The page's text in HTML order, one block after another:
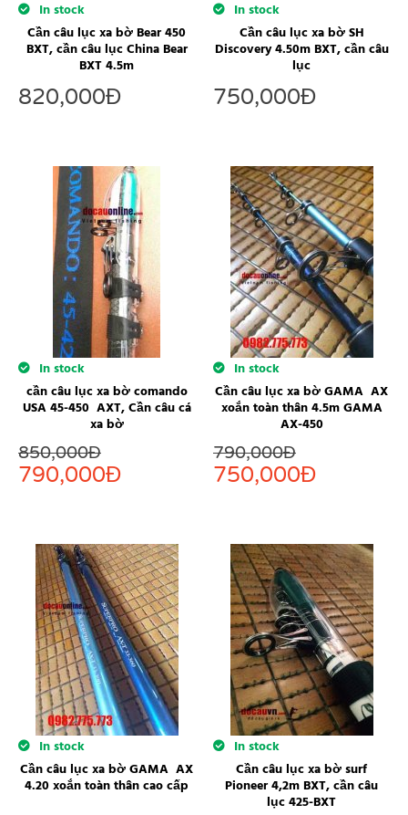
In stock
Cần câu lục xa bờ Bear 450
BXT, cần câu lục China Bear
BXT 4.5m
820,000Đ
In stock
Cần câu lục xa bờ SH
Discovery 4.50m BXT, cần câu
lục
750,000Đ
In stock
cần câu lục xa bờ comando
USA 45-450 AXT, Cần câu cá
xa bờ
850,000Đ
790,000Đ
In stock
Cần câu lục xa bờ GAMA AX
xoắn toàn thân 4.5m GAMA
AX-450
790,000Đ
750,000Đ
In stock
Cần câu lục xa bờ GAMA AX
4.20 xoắn toàn thân cao cấp
In stock
Cần câu lục xa bờ surf
Pioneer 4,2m BXT, cần câu
lục 425-BXT